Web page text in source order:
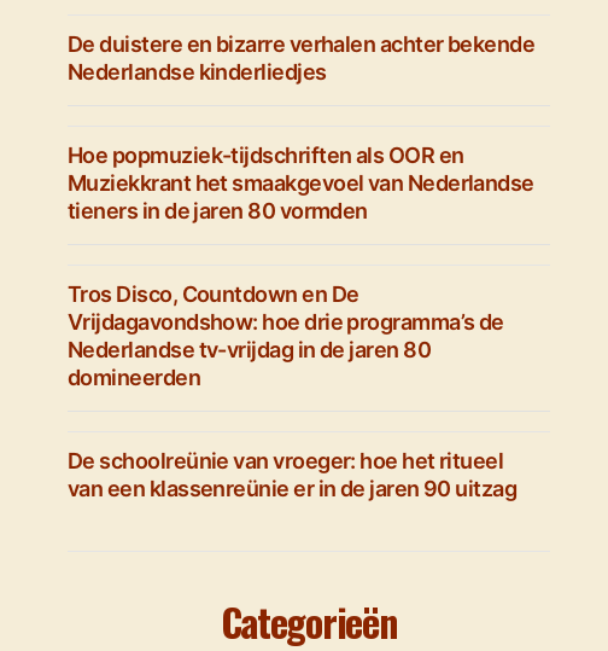
De duistere en bizarre verhalen achter bekende
Nederlandse kinderliedjes
Hoe popmuziek-tijdschriften als OOR en
Muziekkrant het smaakgevoel van Nederlandse
tieners in de jaren 80 vormden
Tros Disco, Countdown en De
Vrijdagavondshow: hoe drie programma’s de
Nederlandse tv-vrijdag in de jaren 80
domineerden
De schoolreünie van vroeger: hoe het ritueel
van een klassenreünie er in de jaren 90 uitzag
Categorieën